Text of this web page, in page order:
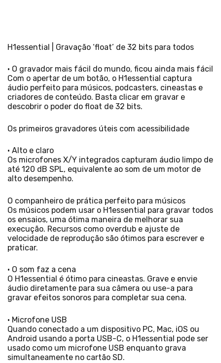
H1essential | Gravação ‘float’ de 32 bits para todos
• O gravador mais fácil do mundo, ficou ainda mais fácil
Com o apertar de um botão, o H1essential captura
áudio perfeito para músicos, podcasters, cineastas e
criadores de conteúdo. Basta clicar em gravar e
descobrir o poder do float de 32 bits.
Os primeiros gravadores úteis com acessibilidade
• Alto e claro
Os microfones X/Y integrados capturam áudio limpo de
até 120 dB SPL, equivalente ao som de um motor de
alto desempenho.
O companheiro de prática perfeito para músicos
Os músicos podem usar o H1essential para gravar todos
os ensaios, uma ótima maneira de melhorar sua
execução. Recursos como overdub e ajuste de
velocidade de reprodução são ótimos para escrever e
praticar.
• O som faz a cena
O H1essential é ótimo para cineastas. Grave e envie
áudio diretamente para sua câmera ou use-a para
gravar efeitos sonoros para completar sua cena.
• Microfone USB
Quando conectado a um dispositivo PC, Mac, iOS ou
Android usando a porta USB-C, o H1essential pode ser
usado como um microfone USB enquanto grava
simultaneamente no cartão SD.